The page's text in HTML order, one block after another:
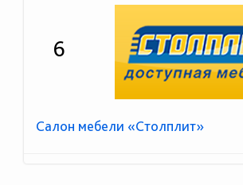
6
Салон мебели «Столплит»